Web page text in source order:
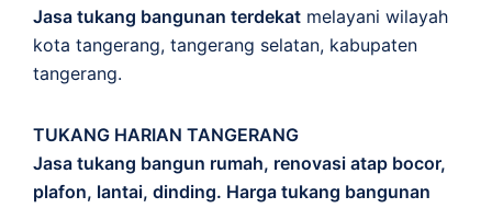
Jasa tukang bangunan terdekat melayani wilayah
kota tangerang, tangerang selatan, kabupaten
tangerang.
TUKANG HARIAN TANGERANG
Jasa tukang bangun rumah, renovasi atap bocor,
plafon, lantai, dinding. Harga tukang bangunan